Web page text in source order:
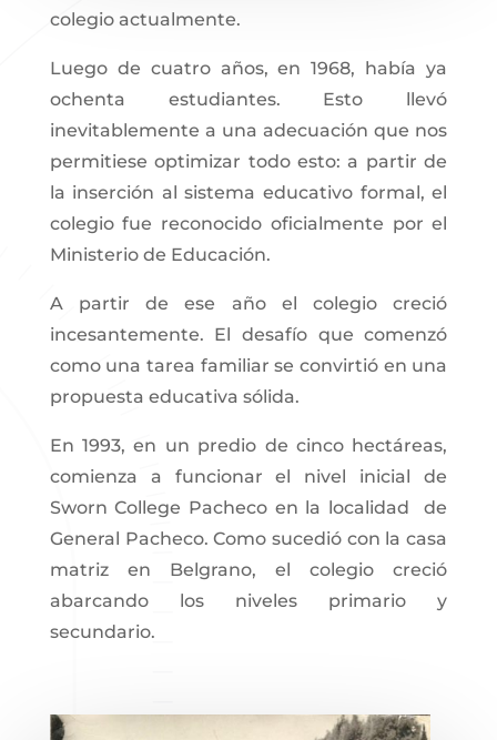
colegio actualmente.
Luego de cuatro años, en 1968, había ya
ochenta estudiantes. Esto llevó
inevitablemente a una adecuación que nos
permitiese optimizar todo esto: a partir de
la inserción al sistema educativo formal, el
colegio fue reconocido oficialmente por el
Ministerio de Educación.
A partir de ese año el colegio creció
incesantemente. El desafío que comenzó
como una tarea familiar se convirtió en una
propuesta educativa sólida.
En 1993, en un predio de cinco hectáreas,
comienza a funcionar el nivel inicial de
Sworn College Pacheco en la localidad de
General Pacheco. Como sucedió con la casa
matriz en Belgrano, el colegio creció
abarcando los niveles primario y
secundario.